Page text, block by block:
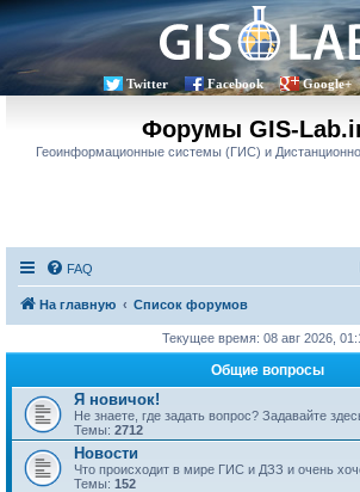
Twitter Facebook Google+
Форумы GIS-
Геоинформационные системы (ГИС) и
FAQ
На главную Список форумов
Текущее время: 08 авг 2026,
Общие вопросы
Я новичок!
Не знаете, где задать вопрос? Задавайте
Темы: 2712
Новости
Что происходит в мире ГИС и ДЗЗ и очень
Темы: 152